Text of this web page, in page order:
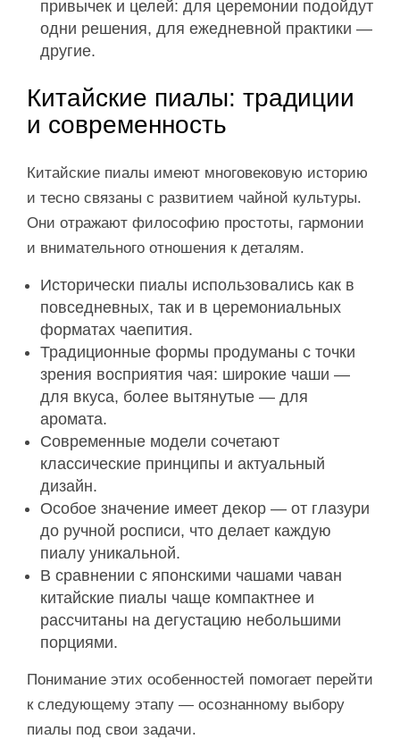
привычек и целей: для церемонии подойдут
одни решения, для ежедневной практики —
другие.
Китайские пиалы: традиции
и современность
Китайские пиалы имеют многовековую историю
и тесно связаны с развитием чайной культуры.
Они отражают философию простоты, гармонии
и внимательного отношения к деталям.
Исторически пиалы использовались как в
повседневных, так и в церемониальных
форматах чаепития.
Традиционные формы продуманы с точки
зрения восприятия чая: широкие чаши —
для вкуса, более вытянутые — для
аромата.
Современные модели сочетают
классические принципы и актуальный
дизайн.
Особое значение имеет декор — от глазури
до ручной росписи, что делает каждую
пиалу уникальной.
В сравнении с японскими чашами чаван
китайские пиалы чаще компактнее и
рассчитаны на дегустацию небольшими
порциями.
Понимание этих особенностей помогает перейти
к следующему этапу — осознанному выбору
пиалы под свои задачи.